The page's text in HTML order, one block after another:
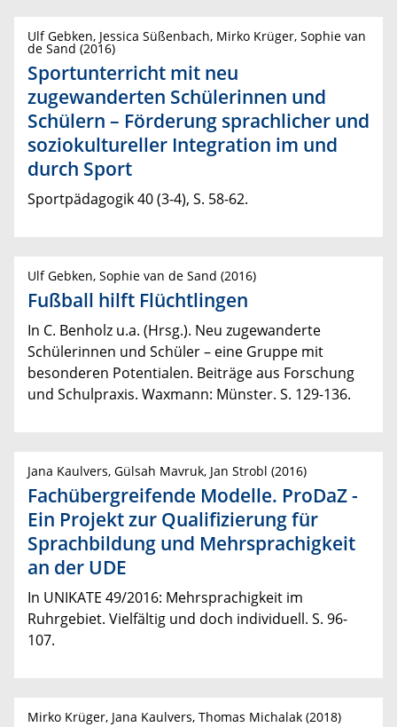
Ulf Gebken, Jessica Süßenbach, Mirko Krüger, Sophie van
de Sand (2016)
Sportunterricht mit neu
zugewanderten Schülerinnen und
Schülern – Förderung sprachlicher und
soziokultureller Integration im und
durch Sport
Sportpädagogik 40 (3-4), S. 58-62.
Ulf Gebken, Sophie van de Sand (2016)
Fußball hilft Flüchtlingen
In C. Benholz u.a. (Hrsg.). Neu zugewanderte
Schülerinnen und Schüler – eine Gruppe mit
besonderen Potentialen. Beiträge aus Forschung
und Schulpraxis. Waxmann: Münster. S. 129-136.
Jana Kaulvers, Gülsah Mavruk, Jan Strobl (2016)
Fachübergreifende Modelle. ProDaZ -
Ein Projekt zur Qualifizierung für
Sprachbildung und Mehrsprachigkeit
an der UDE
In UNIKATE 49/2016: Mehrsprachigkeit im
Ruhrgebiet. Vielfältig und doch individuell. S. 96-
107.
Mirko Krüger, Jana Kaulvers, Thomas Michalak (2018)